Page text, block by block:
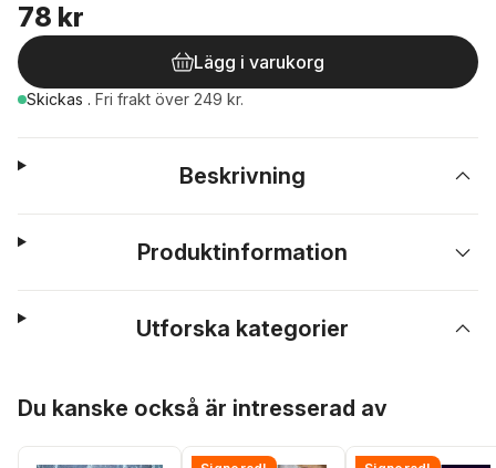
78 kr
Lägg i varukorg
Skickas . Fri frakt över 249 kr.
Beskrivning
Produktinformation
Utforska kategorier
Du kanske också är intresserad av